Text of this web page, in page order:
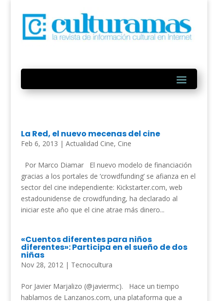
La Red, el nuevo mecenas del cine
Feb 6, 2013 | Actualidad Cine, Cine
Por Marco Diamar El nuevo modelo de financiación
gracias a los portales de ‘crowdfunding’ se afianza en el
sector del cine independiente: Kickstarter.com, web
estadounidense de crowdfunding, ha declarado al
iniciar este año que el cine atrae más dinero...
«Cuentos diferentes para niños
diferentes»: Participa en el sueño de dos
niñas
Nov 28, 2012| Tecnocultura
Por Javier Marjalizo (@javiermc). Hace un tiempo
hablamos de Lanzanos.com, una plataforma que a